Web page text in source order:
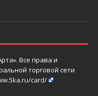
Все права и
торговой сети
card/